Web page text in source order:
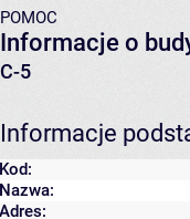
POMOC
Informacje o
C-5
Informacje
Kod:
Nazwa:
Adres: